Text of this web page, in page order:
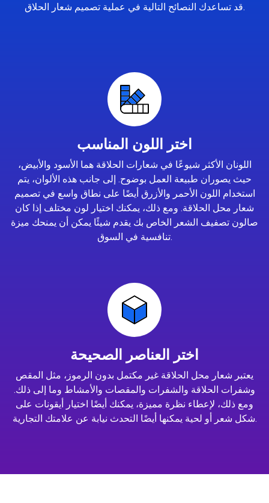
قد تساعدك النصائح التالية في عملية تصميم شعار الحلاق.
اختر اللون المناسب
اللونان الأكثر شيوعًا في شعارات الحلاقة هما الأسود والأبيض،
حيث يصوران طبيعة العمل بوضوح. إلى جانب هذه الألوان، يتم
استخدام اللون الأحمر والأزرق أيضًا على نطاق واسع في تصميم
شعار محل الحلاقة. ومع ذلك، يمكنك اختيار لون مختلف إذا كان
صالون تصفيف الشعر الخاص بك يقدم شيئًا يمكن أن يمنحك ميزة
تنافسية في السوق.
اختر العناصر الصحيحة
يعتبر شعار محل الحلاقة غير مكتمل بدون الرموز، مثل المقص
وشفرات الحلاقة والشفرات والمقصات والأمشاط وما إلى ذلك.
ومع ذلك، لإعطاء نظرة مميزة، يمكنك أيضًا اختيار أيقونات على
شكل شعر أو لحية يمكنها أيضًا التحدث نيابة عن علامتك التجارية.